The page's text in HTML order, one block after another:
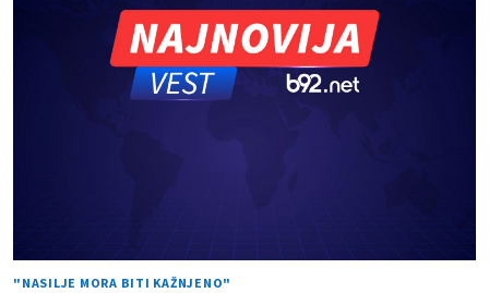
"NASILJE MORA BITI KAŽNJENO"